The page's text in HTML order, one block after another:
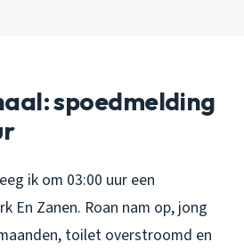
spoedmelding
ik om 03:00 uur een
En Zanen. Roan nam op, jong
toilet overstroomd en